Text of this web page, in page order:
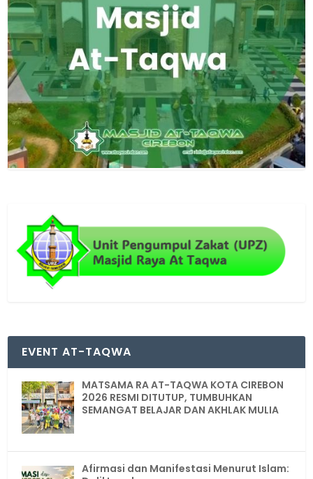
EVENT AT-TAQWA
MATSAMA RA AT-TAQWA KOTA CIREBON
2026 RESMI DITUTUP, TUMBUHKAN
SEMANGAT BELAJAR DAN AKHLAK MULIA
Afirmasi dan Manifestasi Menurut Islam: